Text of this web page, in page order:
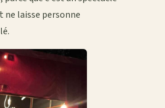
ne laisse personne